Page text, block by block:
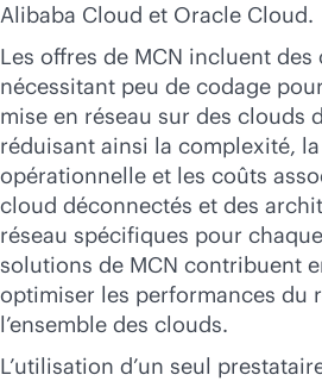
Alibaba Cloud et Oracle Cloud.
Les offres de MCN incluent
nécessitant peu de codage
mise en réseau sur des clouds
réduisant ainsi la complexité,
opérationnelle et les coûts
cloud déconnectés et des
réseau spécifiques pour
solutions de MCN contribuent
optimiser les performances du
l’ensemble des clouds.
L’utilisation d’un seul